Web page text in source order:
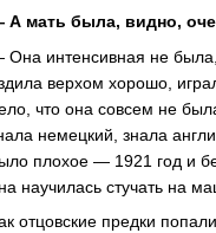
А мать была, видно,
интенсивная не
верхом хорошо,
что она совсем не
немецкий, знала
плохое — 1921 год и
научилась стучать на
отцовские предки